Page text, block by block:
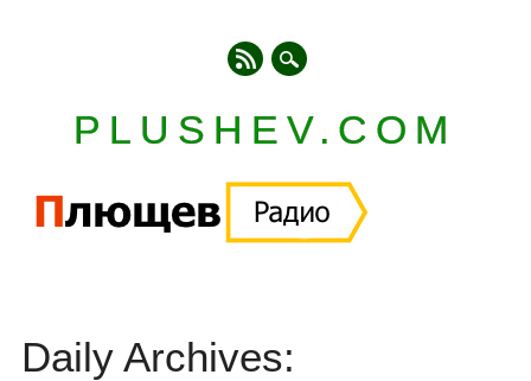
PLUSHEV.COM
content
Daily Archives: